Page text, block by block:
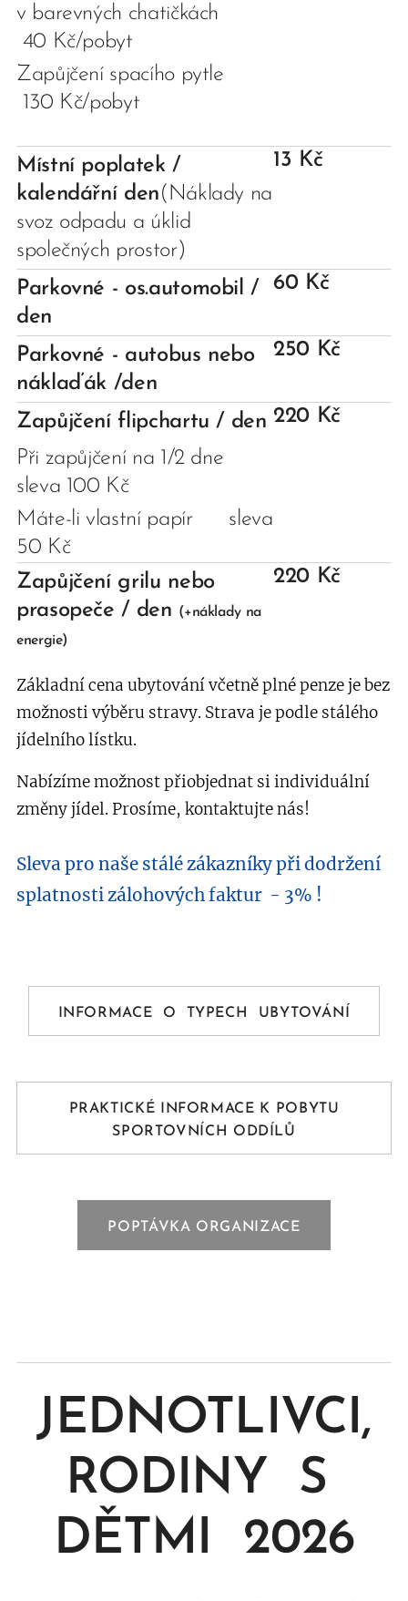
v barevných chatičkách
40 Kč/pobyt
Zapůjčení spacího pytle
130 Kč/pobyt
Místní poplatek /
kalendářní den(Náklady na
svoz odpadu a úklid
společných prostor)
13 Kč
Parkovné - os.automobil /
den
60 Kč
Parkovné - autobus nebo
náklaďák /den
250 Kč
Zapůjčení flipchartu / den
Při zapůjčení na 1/2 dne
sleva 100 Kč
Máte-li vlastní papír sleva
50 Kč
220 Kč
Zapůjčení grilu nebo
prasopeče / den (+náklady na
energie)
220 Kč
Základní cena ubytování včetně plné penze je bez
možnosti výběru stravy. Strava je podle stálého
jídelního lístku.
Nabízíme možnost přiobjednat si individuální
změny jídel. Prosíme, kontaktujte nás!
Sleva pro naše stálé zákazníky při dodržení
splatnosti zálohových faktur - 3% !
INFORMACE O TYPECH UBYTOVÁNÍ
PRAKTICKÉ INFORMACE K POBYTU
SPORTOVNÍCH ODDÍLŮ
POPTÁVKA ORGANIZACE
JEDNOTLIVCI,
RODINY S
DĚTMI 2026